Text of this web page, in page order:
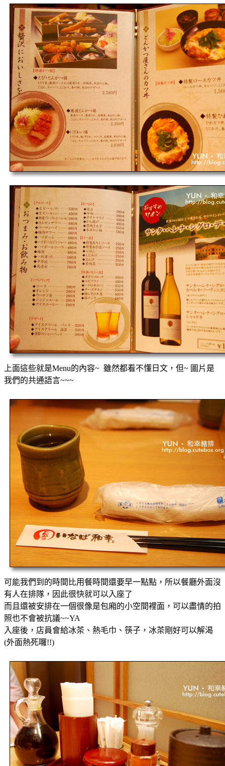
上面這些就是Menu的內容~ 雖然都看不懂日文，但~ 圖片是
我們的共通語言~~~
可能我們到的時間比用餐時間還要早一點點，所以餐廳外面沒
有人在排隊，因此很快就可以入座了
而且還被安排在一個很像是包廂的小空間裡面，可以盡情的拍
照也不會被抗議~~YA
入座後，店員會給冰茶、熱毛巾、筷子，冰茶剛好可以解渴
(外面熱死囉!!)